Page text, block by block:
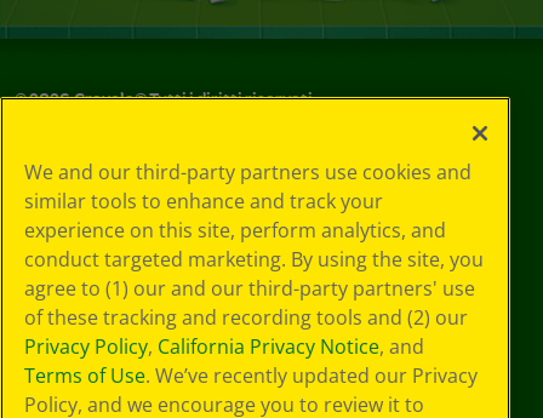
©2026Crayola® Tutti i diritti riservati.
in materia di
privacy
Informativa sulla
privacy
Termini SMS
GDPR
Informativa sulla
privacy di CA
Technologies
Preferenze cookie
We and our third-party partners use cookies and
similar tools to enhance and track your
experience on this site, perform analytics, and
conduct targeted marketing. By using the site, you
agree to (1) our and our third-party partners' use
of these tracking and recording tools and (2) our
Privacy Policy, California Privacy Notice, and
Terms of Use. We’ve recently updated our Privacy
Policy, and we encourage you to review it to